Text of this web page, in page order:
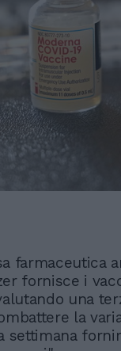
farmaceutica
fornisce i
una
la
settimana